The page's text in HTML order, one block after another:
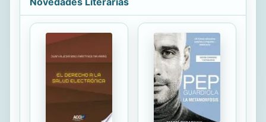
neandertales junto a restos de Homo
sapiens. Esta relación la lleva a
elaborar una sorprendente hipótesis
acerca de la relación entre ambas
especies de homínidos, a la vez que
se replantea la propia sociedad
actual frente a la posibilidad de que
hubiesen perdurado los
neandertales en vez de los...